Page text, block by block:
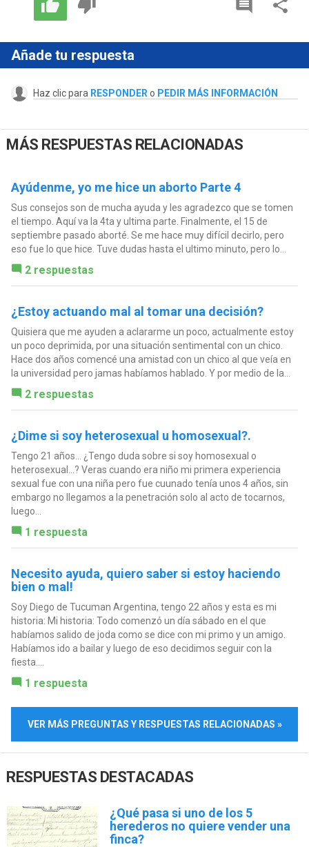
Añade tu respuesta
Haz clic para RESPONDER o PEDIR MÁS INFORMACIÓN
MÁS RESPUESTAS RELACIONADAS
Ayúdenme, yo me hice un aborto Parte 4
Sus consejos son de mucha ayuda y les agradezco que se tomen
el tiempo. Aquí va la 4ta y ultima parte. Finalmente, el 15 de
septiembre pasado aborté. Se me hace muy difícil decirlo, pero
eso fue lo que hice. Tuve dudas hasta el ultimo minuto, pero lo...
2 respuestas
¿Estoy actuando mal al tomar una decisión?
Quisiera que me ayuden a aclararme un poco, actualmente estoy
un poco deprimida, por una situación sentimental con un chico.
Hace dos años comencé una amistad con un chico al que veía en
la universidad pero jamas habíamos hablado. Y por medio de la...
2 respuestas
¿Dime si soy heterosexual u homosexual?.
Tengo 21 años... ¿Tengo duda sobre si soy homosexual o
heterosexual...? Veras cuando era niño mi primera experiencia
sexual fue con una niña pero fue cuunado tenía unos 4 años, sin
embargo no llegamos a la penetración solo al acto de tocarnos,
luego...
1 respuesta
Necesito ayuda, quiero saber si estoy haciendo
bien o mal!
Soy Diego de Tucuman Argentina, tengo 22 años y esta es mi
historia: Mi historia: Todo comenzó un día sábado en el que
habíamos salido de joda como se dice con mi primo y un amigo.
Habíamos ido a bailar y luego de eso decidimos seguir con la
fiesta....
1 respuesta
VER MÁS PREGUNTAS Y RESPUESTAS RELACIONADAS »
RESPUESTAS DESTACADAS
¿Qué pasa si uno de los 5
herederos no quiere vender una
finca?